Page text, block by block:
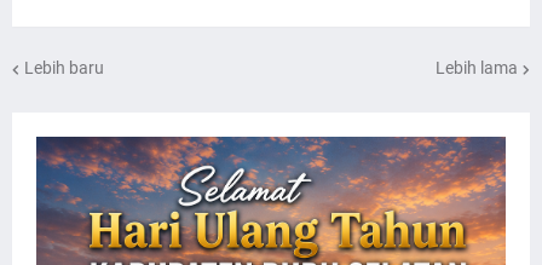
Lebih baru Lebih lama